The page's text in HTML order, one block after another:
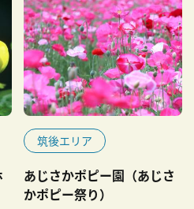
筑後エリア
あじさかポピー園（あじさ
かポピー祭り）